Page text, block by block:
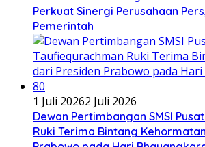
Perkuat Sinergi Perusahaan
Pemerintah
1 Juli 20262 Juli 2026
Dewan Pertimbangan SMSI
Ruki Terima Bintang